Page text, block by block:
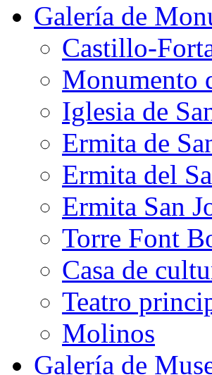
Galería de
Castillo-
Monumento
Iglesia de
Ermita de
Ermita del
Ermita San
Torre Font
Casa de
Teatro
Molinos
Galería de